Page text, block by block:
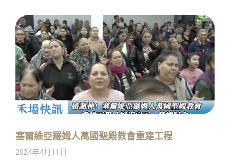
塞爾維亞羅姆人萬國聖殿教會重建工程
2024年4月11日